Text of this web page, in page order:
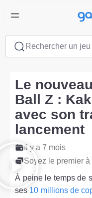
Rechercher un
Le
Ball Z :
avec son
lancement
Il y a 7 mois
Soyez le premier à
À peine le temps de
ses 10 millions de